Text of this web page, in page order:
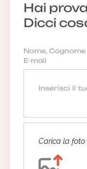
Hai
Dicci
Carica la